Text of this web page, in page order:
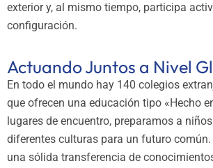
exterior y, al mismo tiempo, participa
configuración.
Actuando Juntos a Nivel
En todo el mundo hay 140 colegios
que ofrecen una educación tipo «Hecho
lugares de encuentro, preparamos a
diferentes culturas para un futuro común.
una sólida transferencia de